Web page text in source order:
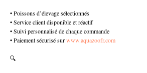
• Poissons d’élevage sélectionnés
• Service client disponible et réactif
• Suivi personnalisé de chaque commande
• Paiement sécurisé surwww.aquazoofr.com
🔍